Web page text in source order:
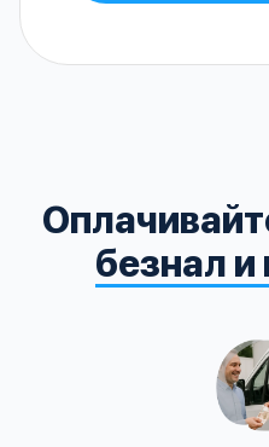
безнал